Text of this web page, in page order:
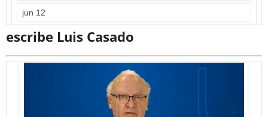
jun 12
escribe Luis Casado